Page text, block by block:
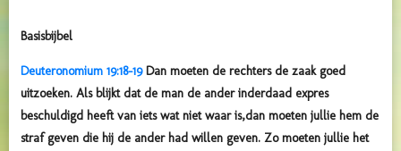
Basisbijbel
Deuteronomium 19:18-19 Dan moeten de rechters de zaak goed
uitzoeken. Als blijkt dat de man de ander inderdaad expres
beschuldigd heeft van iets wat niet waar is,dan moeten jullie hem de
straf geven die hij de ander had willen geven. Zo moeten jullie het